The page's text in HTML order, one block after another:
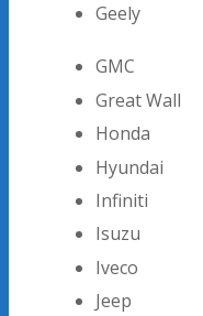
Geely
GMC
Great Wall
Honda
Hyundai
Infiniti
Isuzu
Iveco
Jeep